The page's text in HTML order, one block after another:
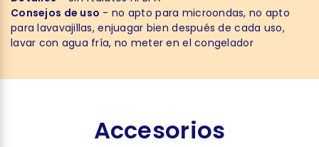
Consejos de uso - no apto para microondas, no apto
para lavavajillas, enjuagar bien después de cada uso,
lavar con agua fría, no meter en el congelador
Accesorios